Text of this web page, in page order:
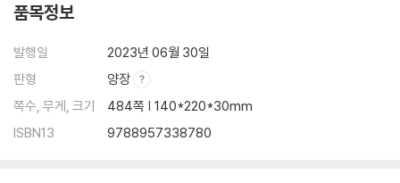
품목정보
발행일
2023년 06월 30일
판형
양장
쪽수, 무게, 크기
484쪽 | 140*220*30mm
ISBN13
9788957338780